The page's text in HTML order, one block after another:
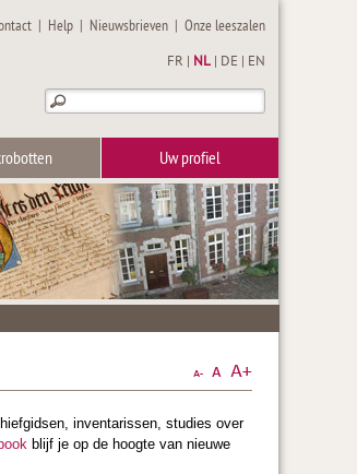
| Help | Nieuwsbrieven |Onze leeszalen
FR NL DE EN
Uw profiel
inventarissen, studies over
blijf je op de hoogte van nieuwe